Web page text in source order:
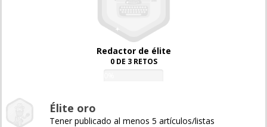
Redactor de élite
0 DE 3 RETOS
Élite oro
Tener publicado al menos 5 artículos/listas